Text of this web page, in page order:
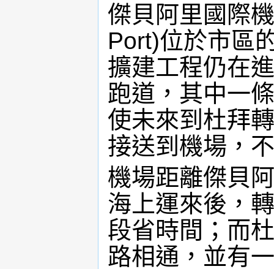
傑貝阿里國際
Port)位於市區
擴建工程仍在
跑道，其中一
使未來到杜拜
接送到機場，
機場距離傑貝
海上運來後，
段省時間；而
路相通，並有